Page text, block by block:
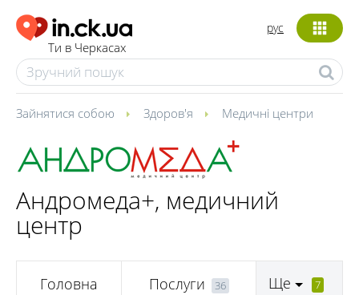
Ти в Черкасах
рус
Зайнятися собою Здоров'я Медичні центри
Андромеда+, медичний
центр
Головна Послуги 36 Ще 7